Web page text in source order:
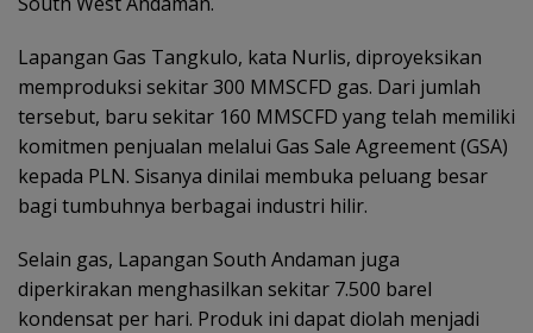
Lapangan Gas Tangkulo, kata Nurlis, diproyeksikan
memproduksi sekitar 300 MMSCFD gas. Dari jumlah
tersebut, baru sekitar 160 MMSCFD yang telah memiliki
komitmen penjualan melalui Gas Sale Agreement (GSA)
kepada PLN. Sisanya dinilai membuka peluang besar
bagi tumbuhnya berbagai industri hilir.
Selain gas, Lapangan South Andaman juga
diperkirakan menghasilkan sekitar 7.500 barel
kondensat per hari. Produk ini dapat diolah menjadi